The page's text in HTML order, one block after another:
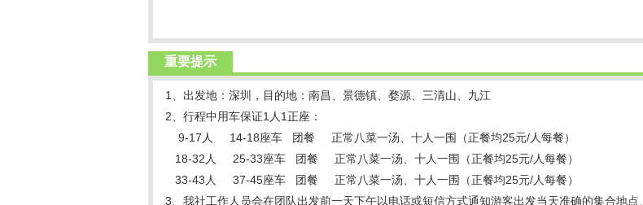
重要提示
1、出发地：深圳，目的地：南昌、景德镇、婺源、三清山、九江
2、行程中用车保证1人1正座：
9-17人 14-18座车 团餐 正常八菜一汤、十人一围（正餐均25元/人每餐）
18-32人 25-33座车 团餐 正常八菜一汤、十人一围（正餐均25元/人每餐）
33-43人 37-45座车 团餐 正常八菜一汤、十人一围（正餐均25元/人每餐）
3、我社工作人员会在团队出发前一天下午以电话或短信方式通知游客出发当天准确的集合地